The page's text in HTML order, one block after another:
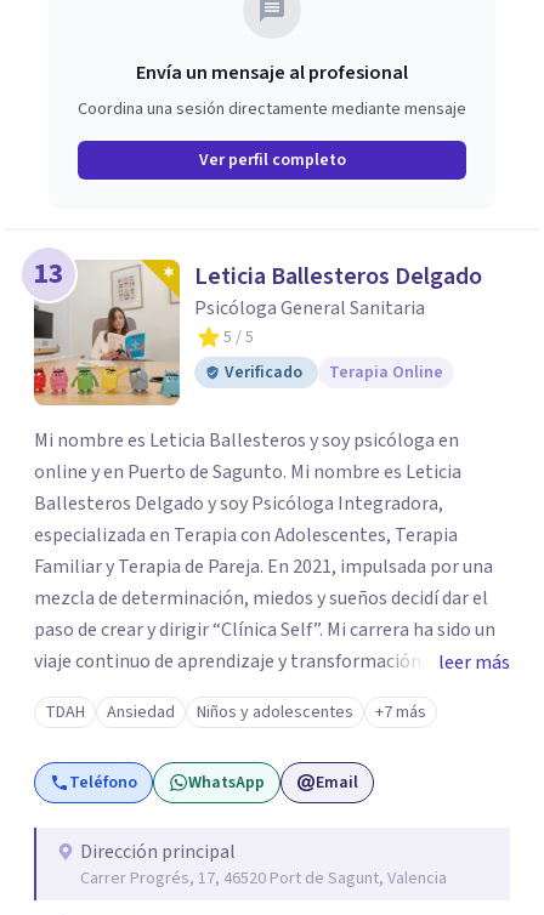
Envía un mensaje al profesional
Coordina una sesión directamente mediante mensaje
Ver perfil completo
13 Leticia Ballesteros Delgado
Psicóloga General Sanitaria
5 / 5
Verificado
Terapia Online
Mi nombre es Leticia Ballesteros y soy psicóloga en
online y en Puerto de Sagunto. Mi nombre es Leticia
Ballesteros Delgado y soy Psicóloga Integradora,
especializada en Terapia con Adolescentes, Terapia
Familiar y Terapia de Pareja. En 2021, impulsada por una
mezcla de determinación, miedos y sueños decidí dar el
paso de crear y dirigir “Clínica Self”. Mi carrera ha sido un
viaje continuo de aprendizaje y transformación,
moldeado por másters, especializaciones y experiencias
que han reafirmado mi verdadera vocación: acompañar a
familias y adolescentes en sus momentos más cruciales,
guiándolos hacia relaciones más saludables y un
leer más
TDAH Ansiedad Niños y adolescentes +7 más
Teléfono WhatsApp Email
Dirección principal
Carrer Progrés, 17, 46520 Port de Sagunt, Valencia